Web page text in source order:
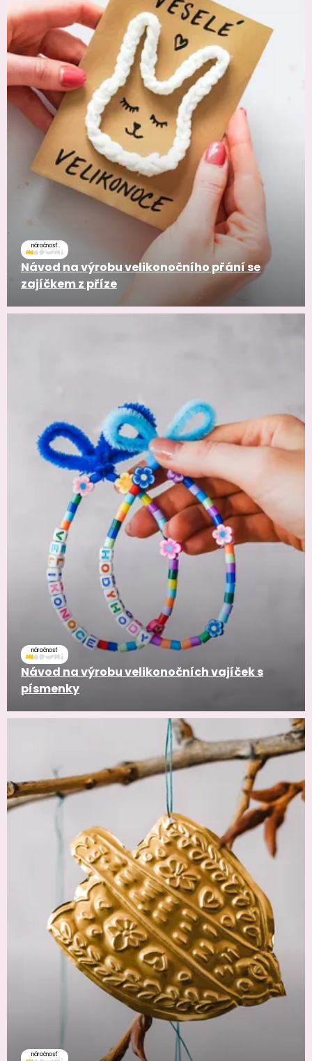
náročnosť
Návod na výrobu velikonočního přání se
zajíčkem z příze
náročnosť
Návod na výrobu velikonočních vajíček s
písmenky
náročnosť